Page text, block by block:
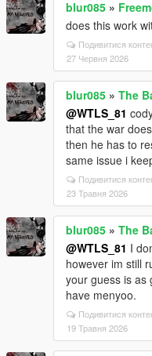
blur085 »
does this work
Подивитися
27 Червня 2026
blur085 » The
@WTLS_81
that the war
then he has to
same issue i
Подивитися
23 Травня 2026
blur085 » The
@WTLS_81 I
however im still
your guess is as
have menyoo.
Подивитися
19 Травня 2026